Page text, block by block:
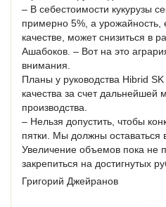
– В себестоимости кукурузы
примерно 5%, а урожайность,
качестве, может снизиться в
Ашабоков. – Вот на это
внимания.
Планы у руководства Hibrid
качества за счет дальнейшей
производства.
– Нельзя допустить, чтобы
пятки. Мы должны оставаться
Увеличение объемов пока не
закрепиться на достигнутых
Григорий Джейранов